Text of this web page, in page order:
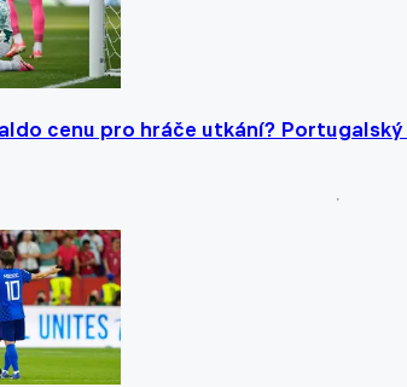
cenu pro hráče utkání?